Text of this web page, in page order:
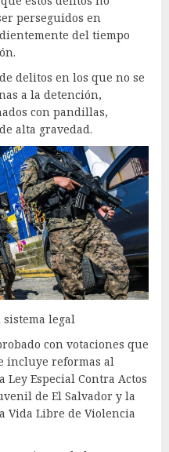
perseguidos en
del tiempo
delitos en los que no se
a la detención,
con pandillas,
alta gravedad.
sistema legal
con votaciones que
incluye reformas al
Ley Especial Contra Actos
de El Salvador y la
Vida Libre de Violencia